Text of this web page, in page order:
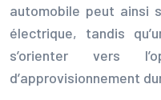
automobile peut ainsi
électrique, tandis
s’orienter vers
d’approvisionnement